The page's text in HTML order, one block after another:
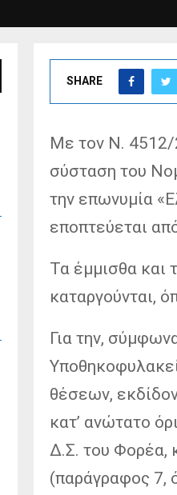
SHARE
Με τον Ν. 4512/
σύσταση του
την επωνυμία
εποπτεύεται
Τα έμμισθα και
καταργούνται,
Για την,
θέσεων,
κατ’ ανώτατο
Δ.Σ. του Φορέα,
(παράγραφος 7,